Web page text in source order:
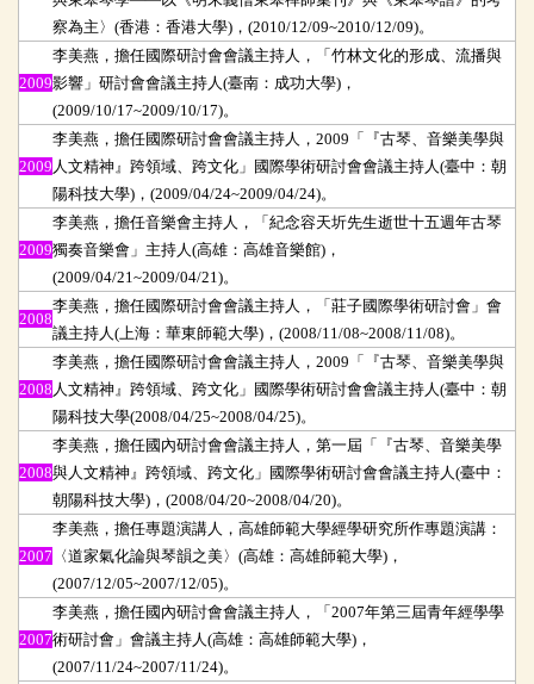
察為主〉(香港：香港大學)，(2010/12/09~2010/12/09)。
2009
李美燕，擔任國際研討會會議主持人，「竹林文化的形成、流播與
影響」研討會會議主持人(臺南：成功大學)，
(2009/10/17~2009/10/17)。
2009
李美燕，擔任國際研討會會議主持人，2009「『古琴、音樂美學與
人文精神』跨領域、跨文化」國際學術研討會會議主持人(臺中：朝
陽科技大學)，(2009/04/24~2009/04/24)。
2009
李美燕，擔任音樂會主持人，「紀念容天圻先生逝世十五週年古琴
獨奏音樂會」主持人(高雄：高雄音樂館)，
(2009/04/21~2009/04/21)。
2008
李美燕，擔任國際研討會會議主持人，「莊子國際學術研討會」會
議主持人(上海：華東師範大學)，(2008/11/08~2008/11/08)。
2008
李美燕，擔任國際研討會會議主持人，2009「『古琴、音樂美學與
人文精神』跨領域、跨文化」國際學術研討會會議主持人(臺中：朝
陽科技大學(2008/04/25~2008/04/25)。
2008
李美燕，擔任國內研討會會議主持人，第一屆「『古琴、音樂美學
與人文精神』跨領域、跨文化」國際學術研討會會議主持人(臺中：
朝陽科技大學)，(2008/04/20~2008/04/20)。
2007
李美燕，擔任專題演講人，高雄師範大學經學研究所作專題演講：
〈道家氣化論與琴韻之美〉(高雄：高雄師範大學)，
(2007/12/05~2007/12/05)。
2007
李美燕，擔任國內研討會會議主持人，「2007年第三屆青年經學學
術研討會」會議主持人(高雄：高雄師範大學)，
(2007/11/24~2007/11/24)。